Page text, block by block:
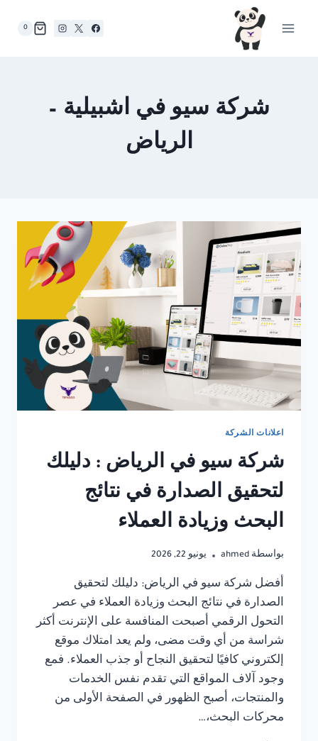
0
شركة سيو في اشبيلية –
الرياض
اعلانات الشركة
شركة سيو في الرياض : دليلك
لتحقيق الصدارة في نتائج
البحث وزيادة العملاء
بواسطة ahmed يونيو 22, 2026
أفضل شركة سيو في الرياض: دليلك لتحقيق
الصدارة في نتائج البحث وزيادة العملاء في عصر
التحول الرقمي أصبحت المنافسة على الإنترنت أكثر
شراسة من أي وقت مضى، ولم يعد امتلاك موقع
إلكتروني كافيًا لتحقيق النجاح أو جذب العملاء. فمع
وجود آلاف المواقع التي تقدم نفس الخدمات
والمنتجات، أصبح الظهور في الصفحة الأولى من
محركات البحث،…